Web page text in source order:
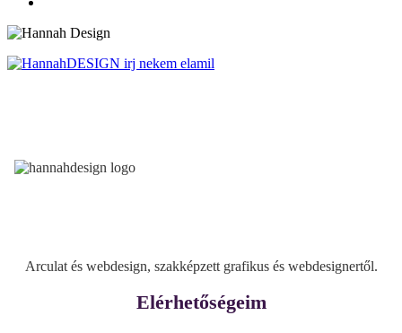
Arculat és webdesign, szakképzett grafikus és webdesignertől.
Elérhetőségeim